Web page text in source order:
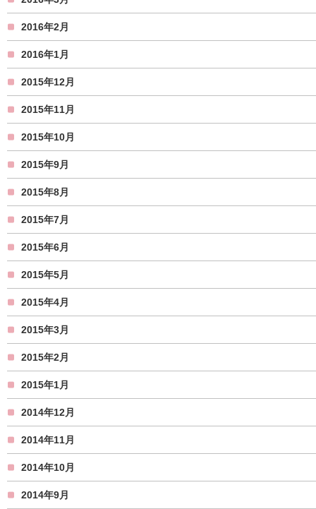
2016年2月
2016年1月
2015年12月
2015年11月
2015年10月
2015年9月
2015年8月
2015年7月
2015年6月
2015年5月
2015年4月
2015年3月
2015年2月
2015年1月
2014年12月
2014年11月
2014年10月
2014年9月